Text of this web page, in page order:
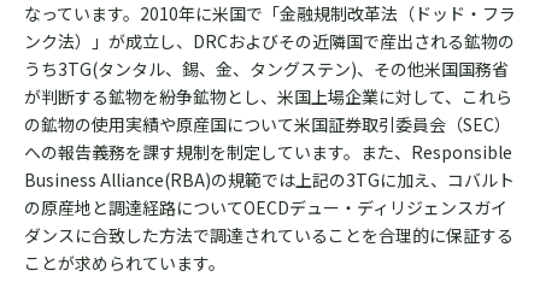
なっています。2010年に米国で「金融規制改革法（ドッド・フラ
ンク法）」が成立し、DRCおよびその近隣国で産出される鉱物の
うち3TG(タンタル、錫、金、タングステン)、その他米国国務省
が判断する鉱物を紛争鉱物とし、米国上場企業に対して、これら
の鉱物の使用実績や原産国について米国証券取引委員会（SEC）
への報告義務を課す規制を制定しています。また、Responsible
Business Alliance(RBA)の規範では上記の3TGに加え、コバルト
の原産地と調達経路についてOECDデュー・ディリジェンスガイ
ダンスに合致した方法で調達されていることを合理的に保証する
ことが求められています。